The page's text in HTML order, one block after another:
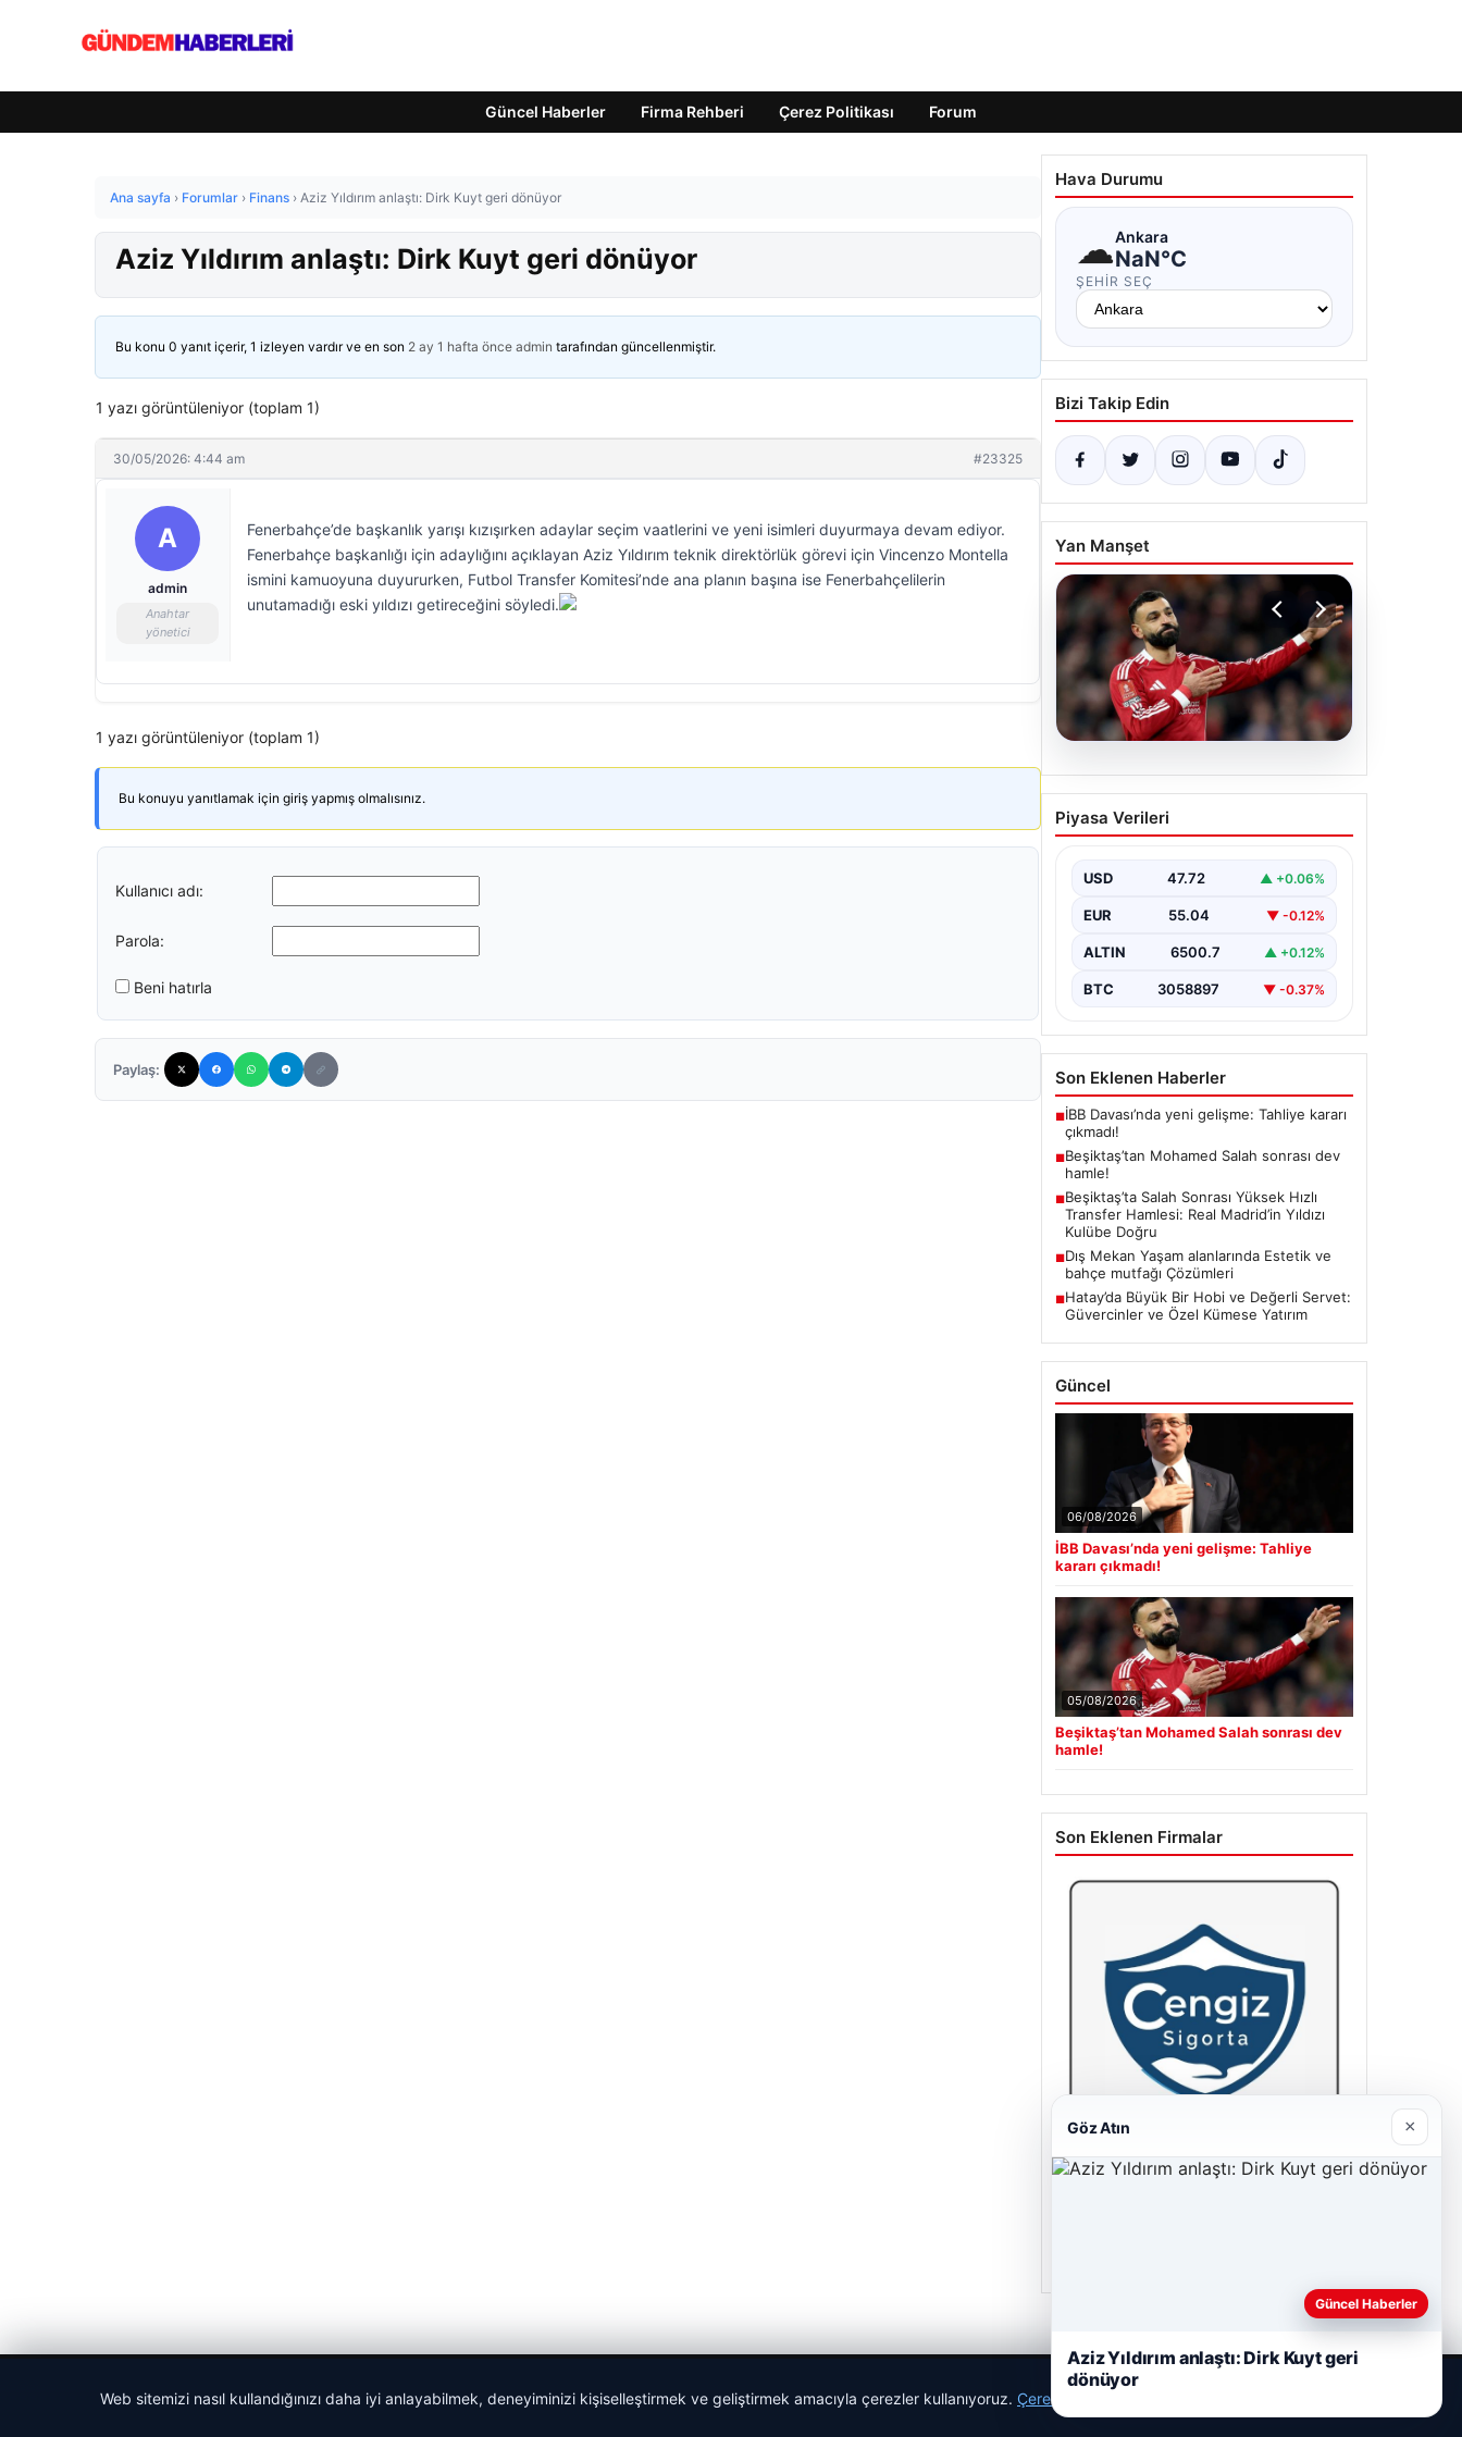
Güncel Haberler Firma Rehberi Çerez Politikası Forum
Ana sayfa › Forumlar › Finans › Aziz Yıldırım anlaştı: Dirk Kuyt geri dönüyor
Aziz Yıldırım anlaştı: Dirk Kuyt geri dönüyor
Bu konu 0 yanıt içerir, 1 izleyen vardır ve en son 2 ay 1 hafta önce admin tarafından güncellenmiştir.
1 yazı görüntüleniyor (toplam 1)
30/05/2026: 4:44 am #23325
A
admin
Anahtar
yönetici
Fenerbahçe’de başkanlık yarışı kızışırken adaylar seçim vaatlerini ve yeni isimleri duyurmaya devam ediyor.
Fenerbahçe başkanlığı için adaylığını açıklayan Aziz Yıldırım teknik direktörlük görevi için Vincenzo Montella
ismini kamuoyuna duyururken, Futbol Transfer Komitesi’nde ana planın başına ise Fenerbahçelilerin
unutamadığı eski yıldızı getireceğini söyledi.
1 yazı görüntüleniyor (toplam 1)
Bu konuyu yanıtlamak için giriş yapmış olmalısınız.
Kullanıcı adı:
Parola:
Beni hatırla
Paylaş:
Hava Durumu
☁Ankara
NaN°C
ŞEHIR SEÇ
Bizi Takip Edin
Yan Manşet
05.08.2026
Beşiktaş’tan Mohamed
Salah sonrası dev hamle!
Piyasa Verileri
USD 47.72 ▲ +0.06%
EUR 55.04 ▼ -0.12%
ALTIN 6500.7 ▲ +0.12%
BTC 3058897 ▼ -0.37%
Son Eklenen Haberler
■İBB Davası’nda yeni gelişme: Tahliye kararı
çıkmadı!
■Beşiktaş’tan Mohamed Salah sonrası dev
hamle!
■Beşiktaş’ta Salah Sonrası Yüksek Hızlı
Transfer Hamlesi: Real Madrid’in Yıldızı
Kulübe Doğru
■Dış Mekan Yaşam alanlarında Estetik ve
bahçe mutfağı Çözümleri
■Hatay’da Büyük Bir Hobi ve Değerli Servet:
Güvercinler ve Özel Kümese Yatırım
Güncel
06/08/2026
İBB Davası’nda yeni gelişme: Tahliye
kararı çıkmadı!
05/08/2026
Beşiktaş’tan Mohamed Salah sonrası dev
hamle!
Son Eklenen Firmalar
Web sitemizi nasıl kullandığınızı daha iyi anlayabilmek, deneyiminizi kişiselleştirmek ve geliştirmek amacıyla çerezler kullanıyoruz. Çerez Politikamız
Göz Atın ×
Güncel Haberler
Aziz Yıldırım anlaştı: Dirk Kuyt geri
dönüyor